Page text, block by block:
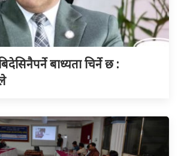
बाध्यता चिर्ने छ :